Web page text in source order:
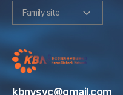
Family site
kbnysvc@gmail.com